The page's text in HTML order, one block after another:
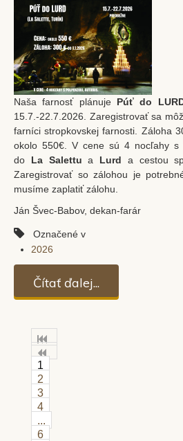
Naša farnosť plánuje Púť do
15.7.-22.7.2026. Zaregistrovať sa
farníci stropkovskej farnosti. Záloha
okolo 550€. V cene sú 4 nocľahy s
do La Salettua Lurd a cestou
Zaregistrovať so zálohou je
musíme zaplatiť zálohu.
Ján Švec-Babov, dekan-farár
Označené v
2026
Čítať ďalej...
1
2
3
4
...
6